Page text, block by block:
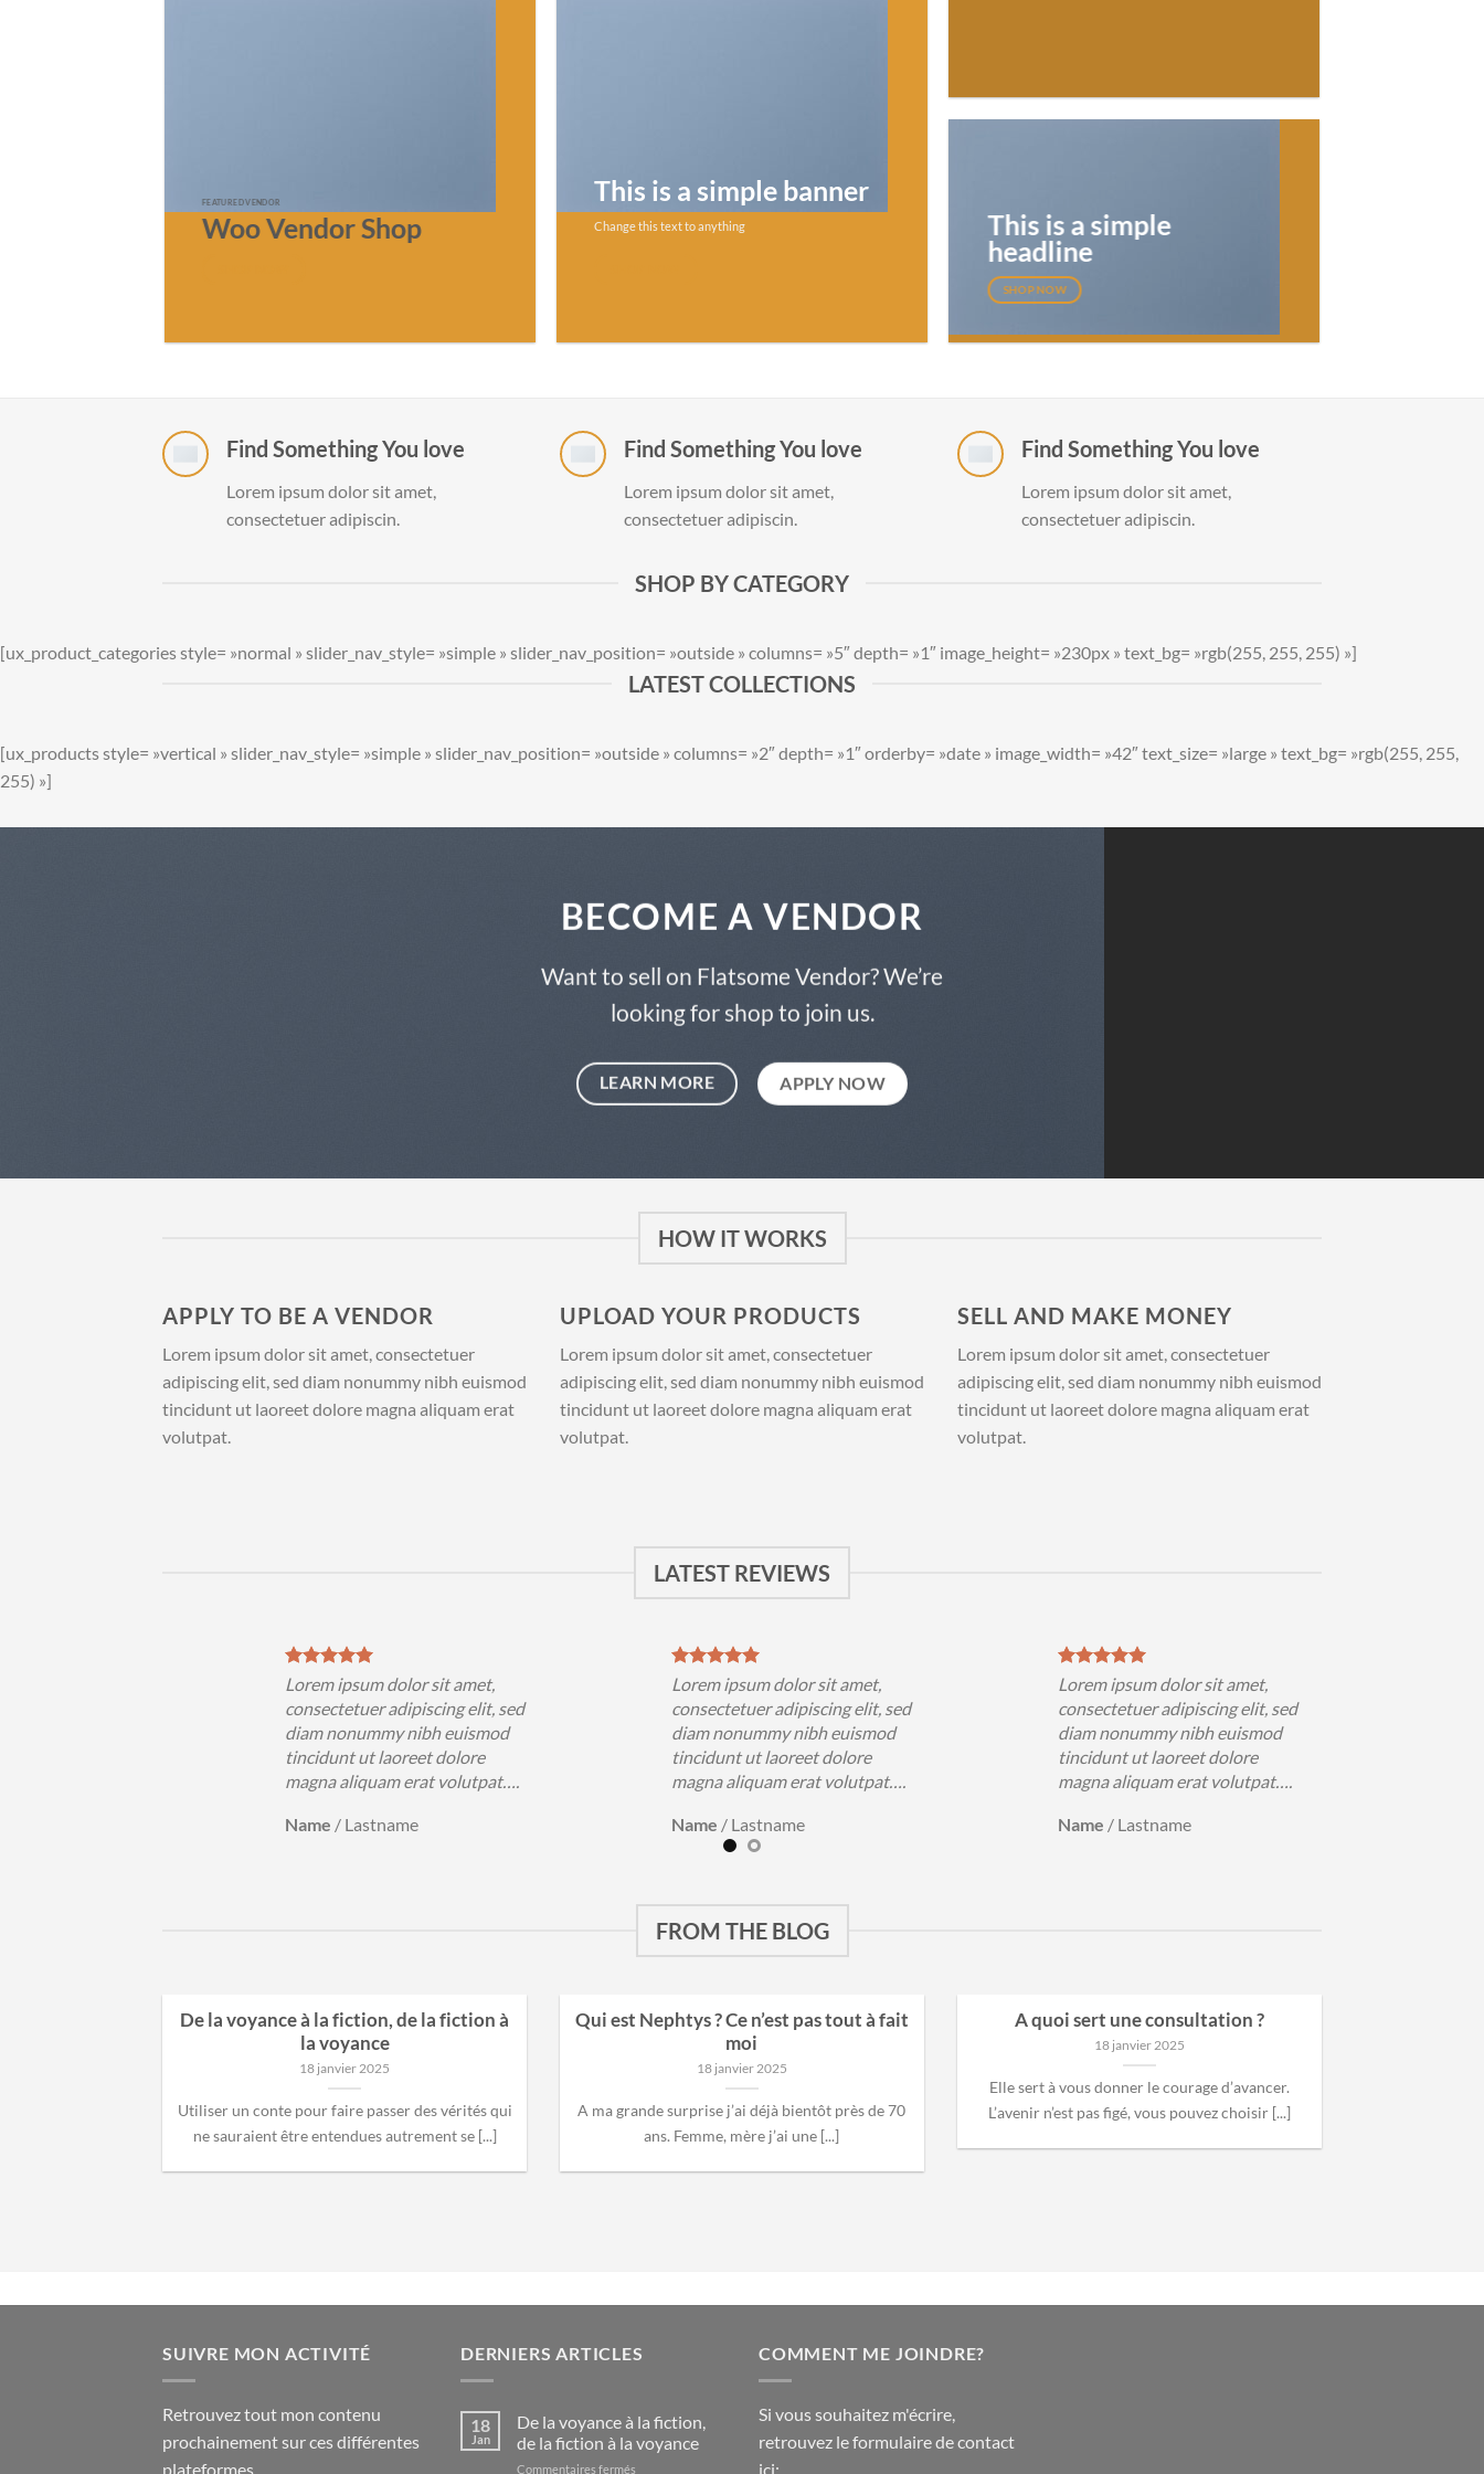
FEATURED VENDOR
Woo Vendor Shop
This is a simple banner
Change this text to anything
This is a simple
headline
SHOP NOW
Find Something You love
Lorem ipsum dolor sit amet,
consectetuer adipiscin.
Find Something You love
Lorem ipsum dolor sit amet,
consectetuer adipiscin.
Find Something You love
Lorem ipsum dolor sit amet,
consectetuer adipiscin.
SHOP BY CATEGORY
[ux_product_categories style= »normal » slider_nav_style= »simple » slider_nav_position= »outside » columns= »5″ depth= »1″ image_height= »230px » text_bg= »rgb(255, 255, 255) »]
LATEST COLLECTIONS
[ux_products style= »vertical » slider_nav_style= »simple » slider_nav_position= »outside » columns= »2″ depth= »1″ orderby= »date » image_width= »42″ text_size= »large » text_bg= »rgb(255, 255,
255) »]
BECOME A VENDOR
Want to sell on Flatsome Vendor? We’re
looking for shop to join us.
LEARN MORE APPLY NOW
HOW IT WORKS
APPLY TO BE A VENDOR
Lorem ipsum dolor sit amet, consectetuer
adipiscing elit, sed diam nonummy nibh euismod
tincidunt ut laoreet dolore magna aliquam erat
volutpat.
UPLOAD YOUR PRODUCTS
Lorem ipsum dolor sit amet, consectetuer
adipiscing elit, sed diam nonummy nibh euismod
tincidunt ut laoreet dolore magna aliquam erat
volutpat.
SELL AND MAKE MONEY
Lorem ipsum dolor sit amet, consectetuer
adipiscing elit, sed diam nonummy nibh euismod
tincidunt ut laoreet dolore magna aliquam erat
volutpat.
LATEST REVIEWS
Lorem ipsum dolor sit amet,
consectetuer adipiscing elit, sed
diam nonummy nibh euismod
tincidunt ut laoreet dolore
magna aliquam erat volutpat….
Name / Lastname
Lorem ipsum dolor sit amet,
consectetuer adipiscing elit, sed
diam nonummy nibh euismod
tincidunt ut laoreet dolore
magna aliquam erat volutpat….
Name / Lastname
Lorem ipsum dolor sit amet,
consectetuer adipiscing elit, sed
diam nonummy nibh euismod
tincidunt ut laoreet dolore
magna aliquam erat volutpat….
Name / Lastname
FROM THE BLOG
De la voyance à la fiction, de la fiction à
la voyance
18 janvier 2025
Utiliser un conte pour faire passer des vérités qui
ne sauraient être entendues autrement se [...]
Qui est Nephtys ? Ce n’est pas tout à fait
moi
18 janvier 2025
A ma grande surprise j’ai déjà bientôt près de 70
ans. Femme, mère j’ai une [...]
A quoi sert une consultation ?
18 janvier 2025
Elle sert à vous donner le courage d’avancer.
L’avenir n’est pas figé, vous pouvez choisir [...]
SUIVRE MON ACTIVITÉ
Retrouvez tout mon contenu
prochainement sur ces différentes
plateformes
DERNIERS ARTICLES
18
Jan
De la voyance à la fiction,
de la fiction à la voyance
Commentaires fermés
COMMENT ME JOINDRE?
Si vous souhaitez m'écrire,
retrouvez le formulaire de contact
ici: